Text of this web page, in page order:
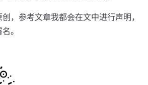
，参考文章我都会在文中进行声明，
。